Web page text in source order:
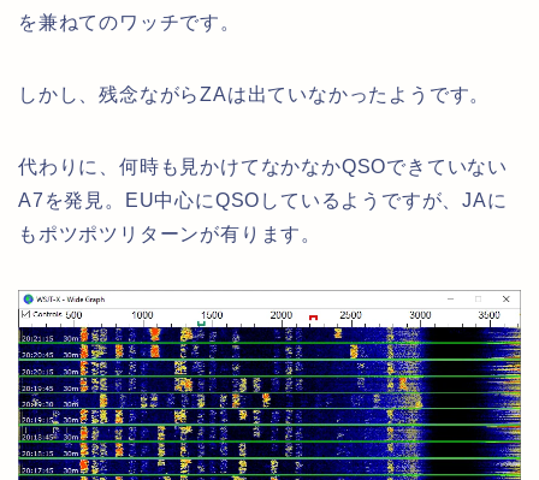
を兼ねてのワッチです。
しかし、残念ながらZAは出ていなかったようです。
代わりに、何時も見かけてなかなかQSOできていない
A7を発見。EU中心にQSOしているようですが、JAに
もポツポツリターンが有ります。